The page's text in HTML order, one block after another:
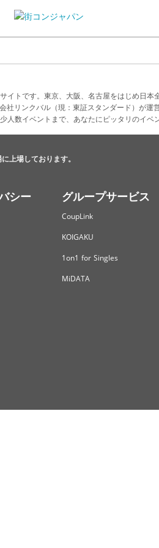
トです。東京、大阪、名古屋をはじめ日
リンクバル（現：東証スタンダード）が運
数イベントまで、あなたにピッタリのイベ
上場しております。
シー グループサービス
CoupLink
KOIGAKU
1on1 for Singles
MiDATA